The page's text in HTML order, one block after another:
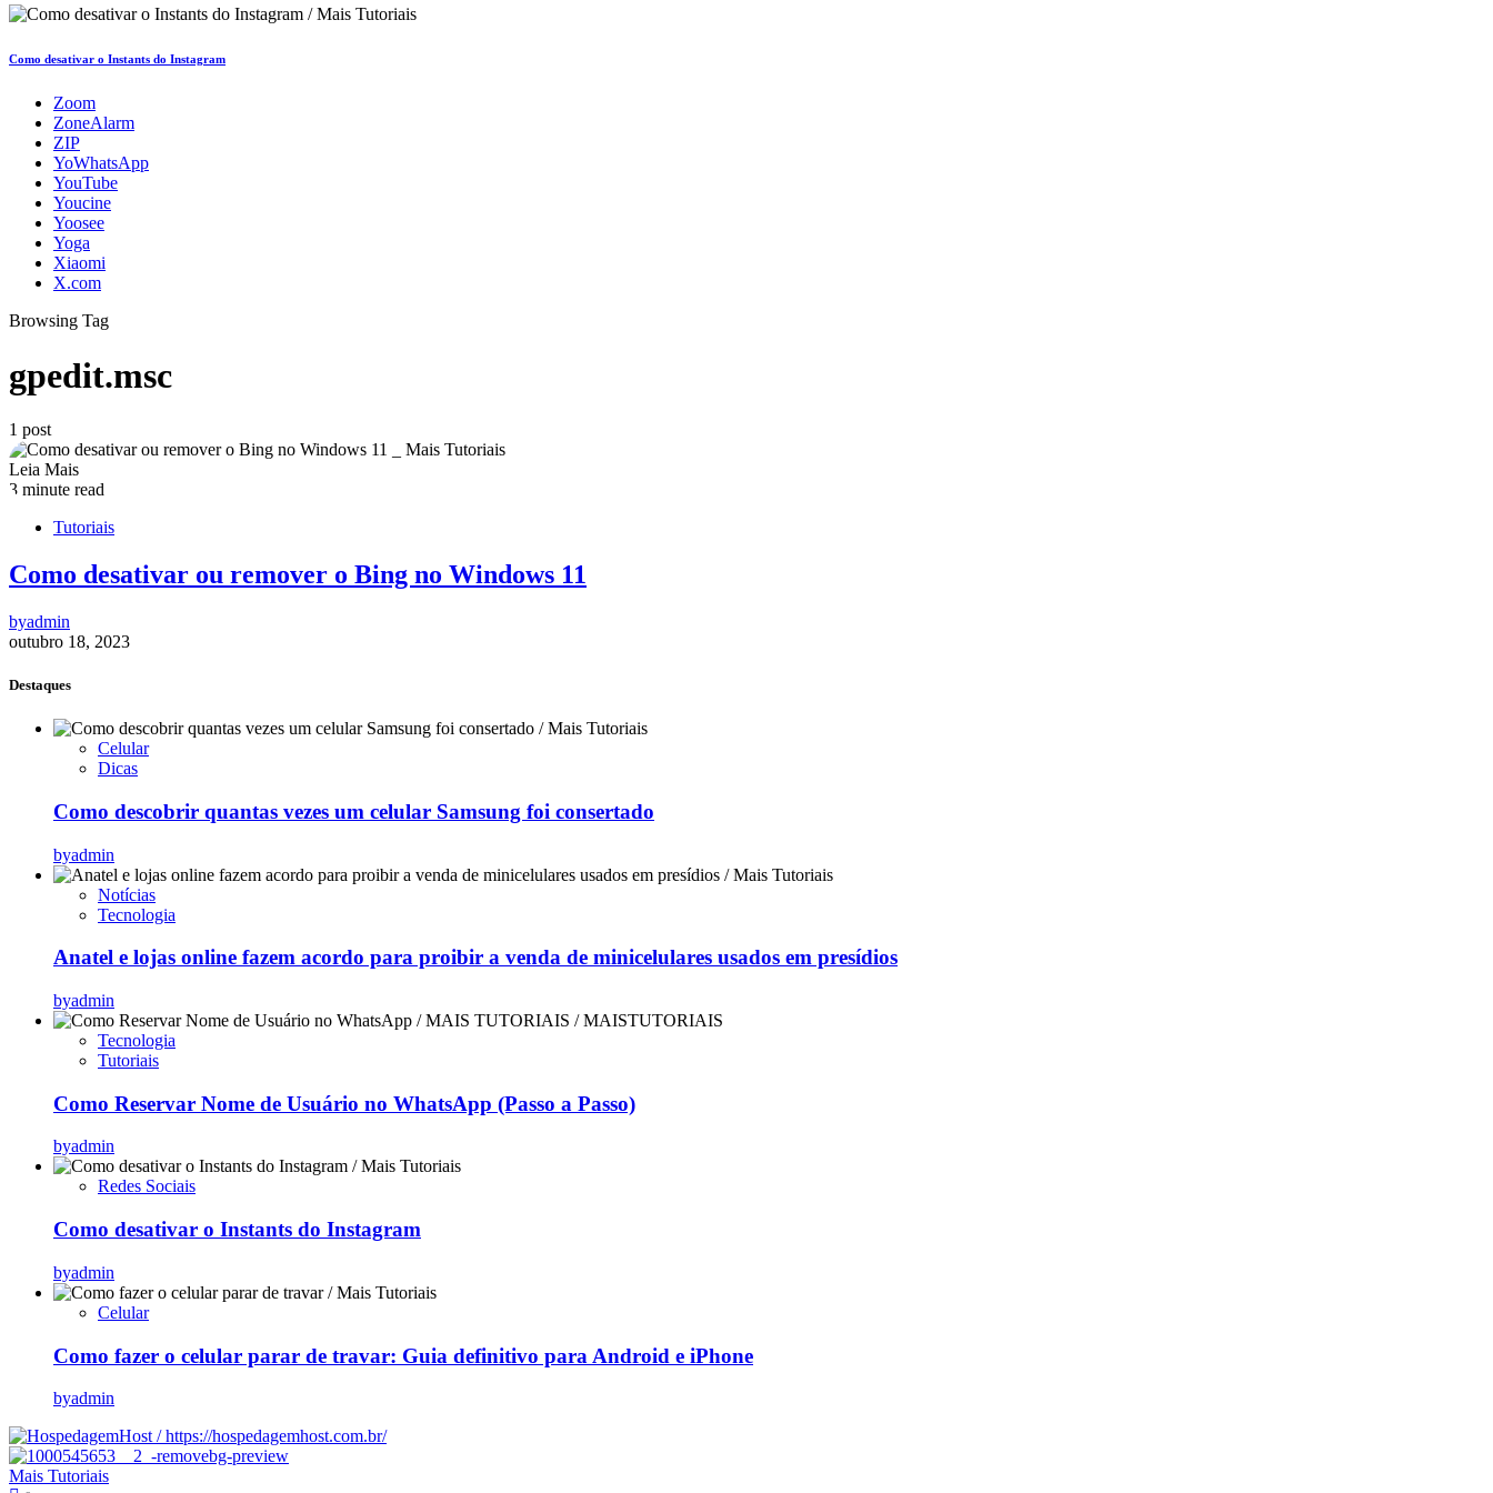
Como desativar o Instants do Instagram
Zoom
ZoneAlarm
ZIP
YoWhatsApp
YouTube
Youcine
Yoosee
Yoga
Xiaomi
X.com
Browsing Tag
gpedit.msc
1 post
Leia Mais
3 minute read
Tutoriais
Como desativar ou remover o Bing no Windows 11
byadmin
outubro 18, 2023
Destaques
Celular
Dicas
Como descobrir quantas vezes um celular Samsung foi consertado
byadmin
Notícias
Tecnologia
Anatel e lojas online fazem acordo para proibir a venda de minicelulares usados em presídios
byadmin
Tecnologia
Tutoriais
Como Reservar Nome de Usuário no WhatsApp (Passo a Passo)
byadmin
Redes Sociais
Como desativar o Instants do Instagram
byadmin
Celular
Como fazer o celular parar de travar: Guia definitivo para Android e iPhone
byadmin
Mais Tutoriais